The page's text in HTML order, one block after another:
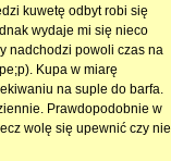
kuwetę odbyt robi się
wydaje mi się nieco
nadchodzi powoli czas na
Kupa w miarę
na suple do barfa.
Prawdopodobnie w
wolę się upewnić czy nie